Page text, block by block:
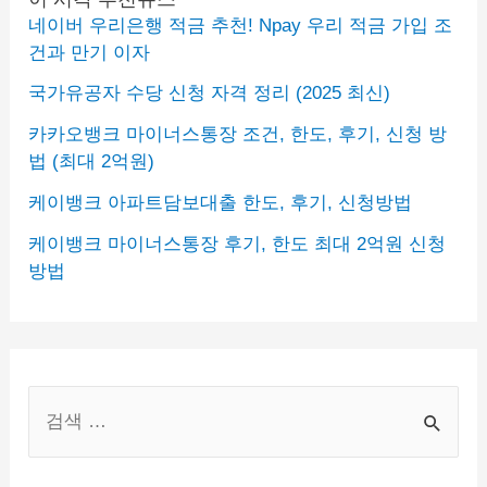
네이버 우리은행 적금 추천! Npay 우리 적금 가입 조
건과 만기 이자
국가유공자 수당 신청 자격 정리 (2025 최신)
카카오뱅크 마이너스통장 조건, 한도, 후기, 신청 방
법 (최대 2억원)
케이뱅크 아파트담보대출 한도, 후기, 신청방법
케이뱅크 마이너스통장 후기, 한도 최대 2억원 신청
방법